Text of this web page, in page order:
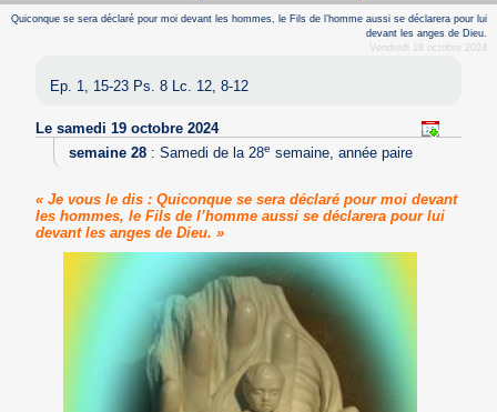
Quiconque se sera déclaré pour moi devant les hommes, le Fils de l’homme aussi se déclarera pour lui
devant les anges de Dieu.
Vendredi 18 octobre 2024
Ep. 1, 15-23 Ps. 8 Lc. 12, 8-12
Le samedi 19 octobre 2024
semaine 28: Samedi de la 28e semaine, année paire
« Je vous le dis : Quiconque se sera déclaré pour moi devant
les hommes, le Fils de l’homme aussi se déclarera pour lui
devant les anges de Dieu. »